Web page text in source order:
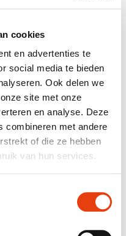
cookies
en advertenties te
social media te bieden
Ook delen we
site met onze
en analyse. Deze
combineren met andere
of die ze hebben
van hun services.